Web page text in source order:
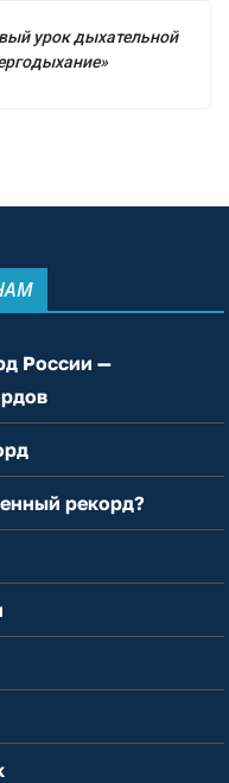
урок дыхательной
России —
рекорд?